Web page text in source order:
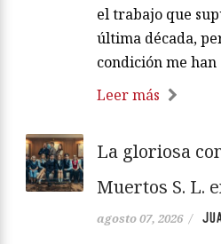
el trabajo que
última década,
condición me
Leer más
La gloriosa
Muertos S. L.
agosto 07, 2026 /